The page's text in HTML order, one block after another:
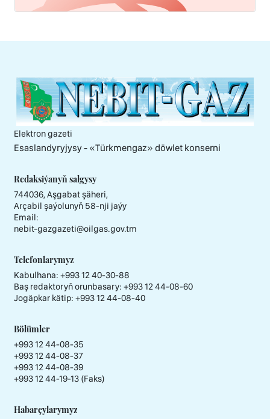
Elektron gazeti
Esaslandyryjysy - «Тürkmengaz» döwlet konserni
Redaksiýanyň salgysy
744036, Aşgabat şäheri,
Arçabil şaýolunyň 58-nji jaýy
Email:
nebit-gazgazeti@oilgas.gov.tm
Telefonlarymyz
Kabulhana: +993 12 40-30-88
Baş redaktoryň orunbasary: +993 12 44-08-60
Jogäpkar kätip: +993 12 44-08-40
Bölümler
+993 12 44-08-35
+993 12 44-08-37
+993 12 44-08-39
+993 12 44-19-13 (Faks)
Habarçylarymyz